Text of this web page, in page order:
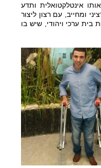
אינטלקטואלית ותדע
ומחייב, עם רצון ליצור
ערכי ויהודי, שיש בו